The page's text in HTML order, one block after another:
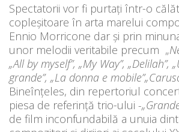
Spectatorii vor fi purtați într-o
copleșitoare în arta marelui
Ennio Morricone dar și prin
unor melodii veritabile precum „
„All by myself”, „My Way”, „Delilah”,
grande”, „La donna e
Bineînțeles, din repertoriul
piesa de referință trio-ului -
de film inconfundabilă a unuia